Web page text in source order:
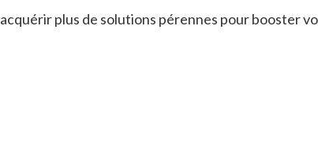
plus de solutions pérennes pour booster